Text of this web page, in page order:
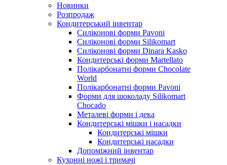
Новинки
Розпродаж
Кондитерський інвентар
Силіконові форми Pavoni
Силіконові форми Silikomart
Силіконові форми Dinara Kasko
Кондитерські форми Martellato
Полікарбонатні форми Chocolate
World
Полікарбонатні форми Pavoni
Форми для шоколаду Silikomart
Chocado
Металеві форми і дека
Кондитерські мішки і насадки
Кондитерські мішки
Кондитерські насадки
Допоміжний інвентар
Кухонні ножі і тримачі